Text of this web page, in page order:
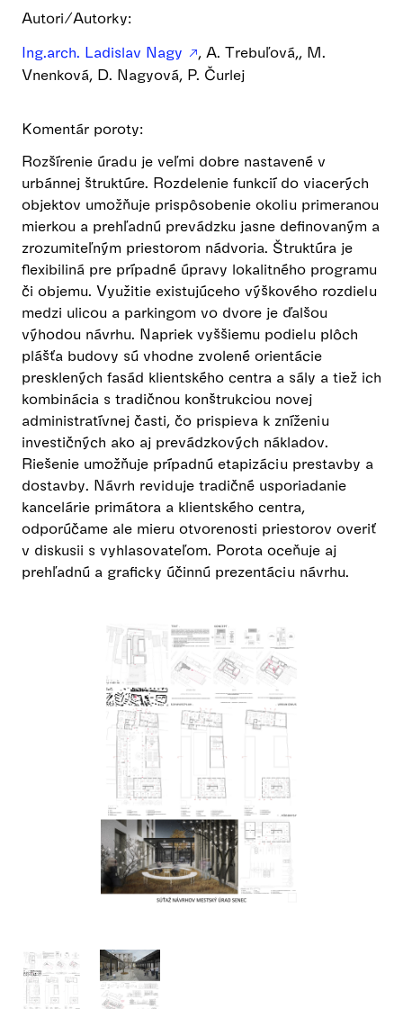
Autori/Autorky:
Ing.arch. Ladislav Nagy
, A. Trebuľová,, M.
Vnenková, D. Nagyová, P. Čurlej
Komentár poroty:
Rozšírenie úradu je veľmi dobre nastavené v
urbánnej štruktúre. Rozdelenie funkcií do viacerých
objektov umožňuje prispôsobenie okoliu primeranou
mierkou a prehľadnú prevádzku jasne definovaným a
zrozumiteľným priestorom nádvoria. Štruktúra je
flexibiliná pre prípadné úpravy lokalitného programu
či objemu. Využitie existujúceho výškového rozdielu
medzi ulicou a parkingom vo dvore je ďalšou
výhodou návrhu. Napriek vyššiemu podielu plôch
plášťa budovy sú vhodne zvolené orientácie
presklených fasád klientského centra a sály a tiež ich
kombinácia s tradičnou konštrukciou novej
administratívnej časti, čo prispieva k zníženiu
investičných ako aj prevádzkových nákladov.
Riešenie umožňuje prípadnú etapizáciu prestavby a
dostavby. Návrh reviduje tradičné usporiadanie
kancelárie primátora a klientského centra,
odporúčame ale mieru otvorenosti priestorov overiť
v diskusii s vyhlasovateľom. Porota oceňuje aj
prehľadnú a graficky účinnú prezentáciu návrhu.